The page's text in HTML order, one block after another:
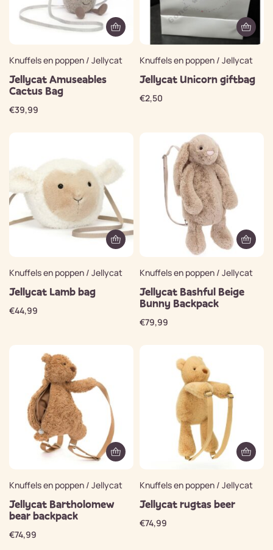
Knuffels en poppen / Jellycat
Jellycat Amuseables
Cactus Bag
€39,99
Knuffels en poppen / Jellycat
Jellycat Unicorn giftbag
€2,50
Knuffels en poppen / Jellycat
Jellycat Lamb bag
€44,99
Knuffels en poppen / Jellycat
Jellycat Bashful Beige
Bunny Backpack
€79,99
Knuffels en poppen / Jellycat
Jellycat Bartholomew
bear backpack
€74,99
Knuffels en poppen / Jellycat
Jellycat rugtas beer
€74,99